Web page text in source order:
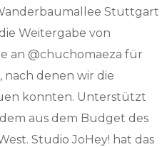
Stuttgart
Weitergabe von
an @chuchomaeza für
nach denen wir die
konnten. Unterstützt
aus dem Budget des
Studio JoHey! hat das